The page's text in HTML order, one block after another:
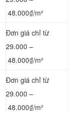
48.000₫/m²
Đơn giá chỉ từ
29.000 –
48.000₫/m²
Đơn giá chỉ từ
29.000 –
48.000₫/m²